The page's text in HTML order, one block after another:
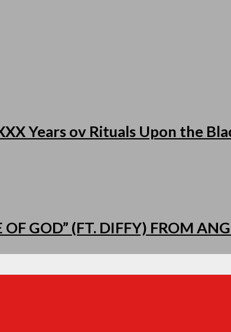
Years ov Rituals Upon the
GOD” (FT. DIFFY) FROM